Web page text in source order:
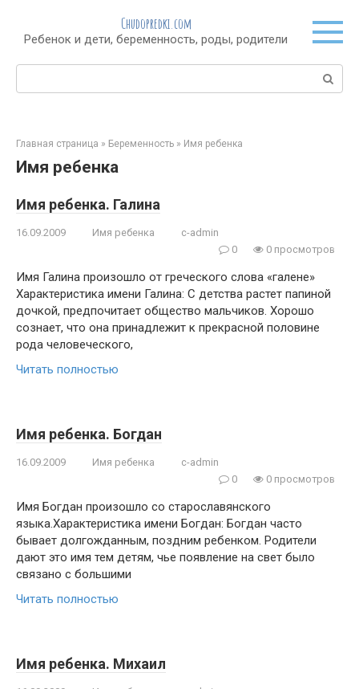
контенту
Chudopredki.com
Ребенок и дети, беременность, роды, родители
Поиск:
Главная страница » Беременность » Имя ребенка
Имя ребенка
Имя ребенка. Галина
16.09.2009 Имя ребенка
c-admin
0
0 просмотров
Имя Галина произошло от греческого слова «галене»
Характеристика имени Галина: С детства растет папиной
дочкой, предпочитает общество мальчиков. Хорошо
сознает, что она принадлежит к прекрасной половине
рода человеческого,
Читать полностью
Имя ребенка. Богдан
16.09.2009 Имя ребенка
c-admin
0
0 просмотров
Имя Богдан произошло со старославянского
языка.Характеристика имени Богдан: Богдан часто
бывает долгожданным, поздним ребенком. Родители
дают это имя тем детям, чье появление на свет было
связано с большими
Читать полностью
Имя ребенка. Михаил